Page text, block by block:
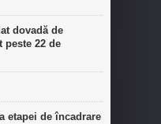
dovadă de
peste 22 de
etapei de încadrare